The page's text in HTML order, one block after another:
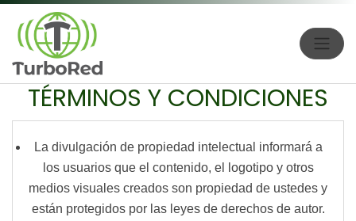
TÉRMINOS Y CONDICIONES
La divulgación de propiedad intelectual informará a
los usuarios que el contenido, el logotipo y otros
medios visuales creados son propiedad de ustedes y
están protegidos por las leyes de derechos de autor.